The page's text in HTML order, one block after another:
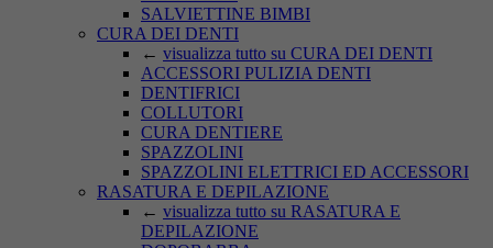
SALVIETTINE BIMBI
CURA DEI DENTI
← visualizza tutto su CURA DEI DENTI
ACCESSORI PULIZIA DENTI
DENTIFRICI
COLLUTORI
CURA DENTIERE
SPAZZOLINI
SPAZZOLINI ELETTRICI ED ACCESSORI
RASATURA E DEPILAZIONE
← visualizza tutto su RASATURA E
DEPILAZIONE